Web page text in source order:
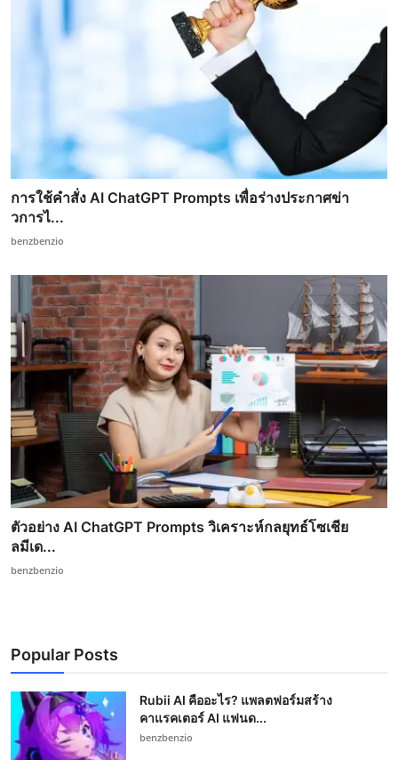
การใช้คำสั่ง AI ChatGPT Prompts เพื่อร่างประกาศข่า
วการไ...
benzbenzio
ตัวอย่าง AI ChatGPT Prompts วิเคราะห์กลยุทธ์โซเชีย
ลมีเด...
benzbenzio
Popular Posts
Rubii AI คืออะไร? แพลตฟอร์มสร้าง
คาแรคเตอร์ AI แฟนด...
benzbenzio